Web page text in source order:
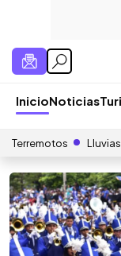
InicioNoticias
Terremotos Lluvias